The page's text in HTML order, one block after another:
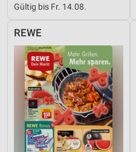
Gültig bis Fr. 14.08.
REWE